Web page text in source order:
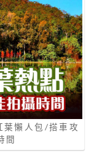
懶人包/搭車攻
間